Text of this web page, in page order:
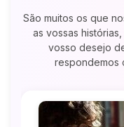
São muitos os que
as vossas
vosso desejo
respondemos